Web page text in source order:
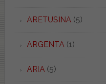
ARETUSINA(5)
ARGENTA(1)
ARIA(5)